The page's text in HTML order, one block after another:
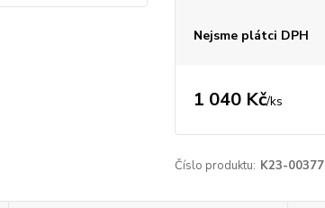
Nejsme plátci DPH
1 040 Kč/ks
Číslo produktu: K23-00377